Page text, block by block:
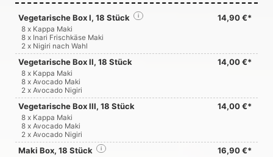
Vegetarische Box I, 18 Stück 14,90 €*
i
8 x Kappa Maki
8 x Inari Frischkäse Maki
2 x Nigiri nach Wahl
Vegetarische Box II, 18 Stück 14,00 €*
8 x Kappa Maki
8 x Avocado Maki
2 x Avocado Nigiri
Vegetarische Box III, 18 Stück 14,00 €*
8 x Kappa Maki
8 x Avocado Maki
2 x Avocado Nigiri
Maki Box, 18 Stück 16,90 €*
i